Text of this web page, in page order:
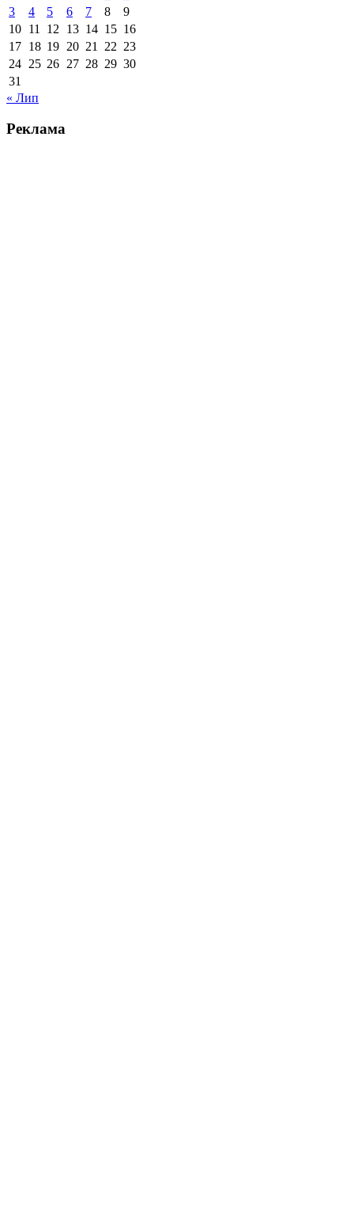
3
4 5 6 7 8
9
10 11 12 13 14 15 16
17 18 19 20 21 22 23
24 25 26 27 28 29 30
31
« Лип
Реклама